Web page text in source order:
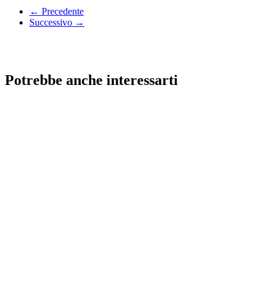
← Precedente
Successivo →
Potrebbe anche interessarti